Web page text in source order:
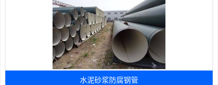
水泥砂浆防腐钢管